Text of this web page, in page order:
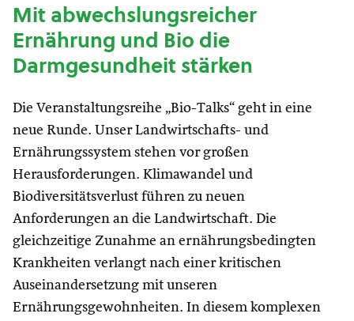
Mit abwechslungsreicher
Ernährung und Bio die
Darmgesundheit stärken
Die Veranstaltungsreihe „Bio-Talks“ geht in eine
neue Runde. Unser Landwirtschafts- und
Ernährungssystem stehen vor großen
Herausforderungen. Klimawandel und
Biodiversitätsverlust führen zu neuen
Anforderungen an die Landwirtschaft. Die
gleichzeitige Zunahme an ernährungsbedingten
Krankheiten verlangt nach einer kritischen
Auseinandersetzung mit unseren
Ernährungsgewohnheiten. In diesem komplexen